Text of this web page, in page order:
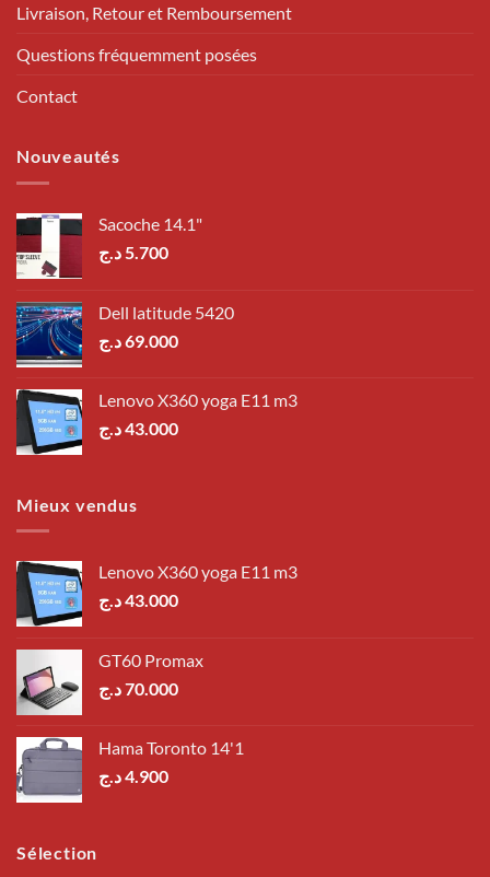
Livraison, Retour et Remboursement
Questions fréquemment posées
Contact
Nouveautés
Sacoche 14.1"
5.700 د.ج
Dell latitude 5420
69.000د.ج
Lenovo X360 yoga E11 m3
43.000د.ج
Mieux vendus
Lenovo X360 yoga E11 m3
43.000د.ج
GT60 Promax
70.000د.ج
Hama Toronto 14'1
4.900د.ج
Sélection